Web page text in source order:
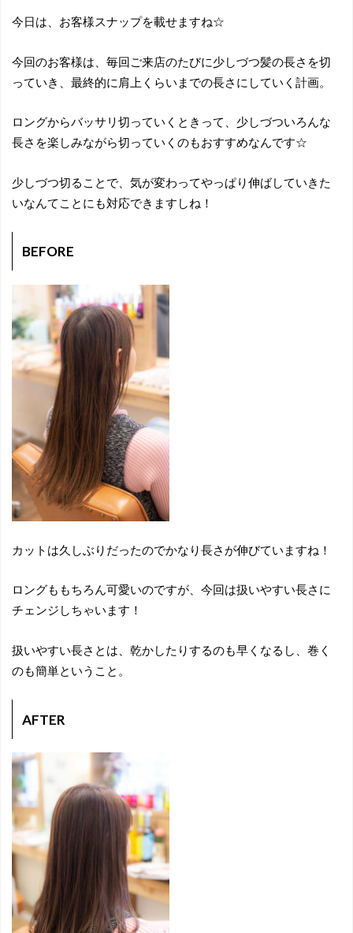
今日は、お客様スナップを載せますね☆
今回のお客様は、毎回ご来店のたびに少しづつ髪の長さを切
っていき、最終的に肩上くらいまでの長さにしていく計画。
ロングからバッサリ切っていくときって、少しづついろんな
長さを楽しみながら切っていくのもおすすめなんです☆
少しづつ切ることで、気が変わってやっぱり伸ばしていきた
いなんてことにも対応できますしね！
BEFORE
カットは久しぶりだったのでかなり長さが伸びていますね！
ロングももちろん可愛いのですが、今回は扱いやすい長さに
チェンジしちゃいます！
扱いやすい長さとは、乾かしたりするのも早くなるし、巻く
のも簡単ということ。
AFTER